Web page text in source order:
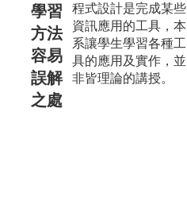
學習
方法
容易
誤解
之處
程式設計是完成某些
資訊應用的工具，本
系讓學生學習各種工
具的應用及實作，並
非皆理論的講授。